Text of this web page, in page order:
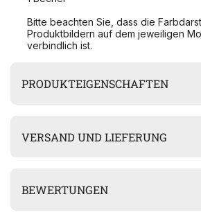
Bitte beachten Sie, dass die
Produktbildern auf dem jeweiligen
verbindlich ist.
PRODUKTEIGENSCHAFTEN
VERSAND UND LIEFERUNG
BEWERTUNGEN